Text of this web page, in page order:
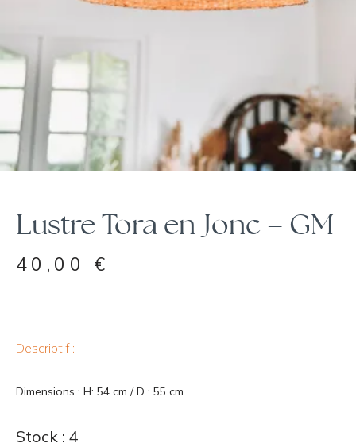
Lustre Tora en Jonc – GM
40,00 €
Descriptif :
Dimensions : H: 54 cm / D : 55 cm
Stock : 4